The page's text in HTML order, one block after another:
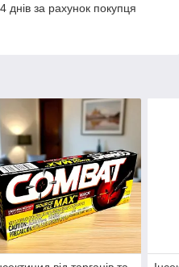
за рахунок покупця